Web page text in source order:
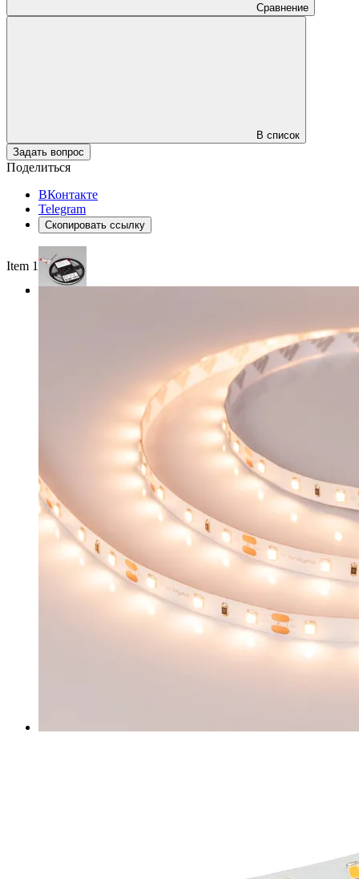
Сравнение
В список
Задать вопрос
Поделиться
ВКонтакте
Telegram
Скопировать ссылку
Item 1 of 3